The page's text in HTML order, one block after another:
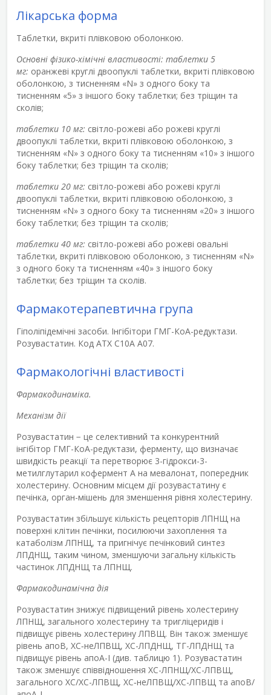
Лікарська форма
Таблетки, вкриті плівковою оболонкою.
Основні фізико-хімічні властивості: таблетки 5
мг: оранжеві круглі двоопуклі таблетки, вкриті плівковою
оболонкою, з тисненням «N» з одного боку та
тисненням «5» з іншого боку таблетки; без тріщин та
сколів;
таблетки 10 мг: світло-рожеві або рожеві круглі
двоопуклі таблетки, вкриті плівковою оболонкою, з
тисненням «N» з одного боку та тисненням «10» з іншого
боку таблетки; без тріщин та сколів;
таблетки 20 мг: світло-рожеві або рожеві круглі
двоопуклі таблетки, вкриті плівковою оболонкою, з
тисненням «N» з одного боку та тисненням «20» з іншого
боку таблетки; без тріщин та сколів;
таблетки 40 мг: світло-рожеві або рожеві овальні
таблетки, вкриті плівковою оболонкою, з тисненням «N»
з одного боку та тисненням «40» з іншого боку
таблетки; без тріщин та сколів.
Фармакотерапевтична група
Гіполіпідемічні засоби. Інгібітори ГМГ-КоА-редуктази.
Розувастатин. Код АТХ С10А А07.
Фармакологічні властивості
Фармакодинаміка.
Механізм дії
Розувастатин − це селективний та конкурентний
інгібітор ГМГ-КоА-редуктази, ферменту, що визначає
швидкість реакції та перетворює 3-гідрокси-3-
метилглутарил кофермент А на мевалонат, попередник
холестерину. Основним місцем дії розувастатину є
печінка, орган-мішень для зменшення рівня холестерину.
Розувастатин збільшує кількість рецепторів ЛПНЩ на
поверхні клітин печінки, посилюючи захоплення та
катаболізм ЛПНЩ, та пригнічує печінковий синтез
ЛПДНЩ, таким чином, зменшуючи загальну кількість
частинок ЛПДНЩ та ЛПНЩ.
Фармакодинамічна дія
Розувастатин знижує підвищений рівень холестерину
ЛПНЩ, загального холестерину та тригліцеридів і
підвищує рівень холестерину ЛПВЩ. Він також зменшує
рівень апоВ, ХС‑неЛПВЩ, ХС-ЛПДНЩ, ТГ-ЛПДНЩ та
підвищує рівень апоА-І (див. таблицю 1). Розувастатин
також зменшує співвідношення ХС-ЛПНЩ/ХС-ЛПВЩ,
загального ХС/ХС-ЛПВЩ, ХС‑неЛПВЩ/ХС-ЛПВЩ та апоВ/